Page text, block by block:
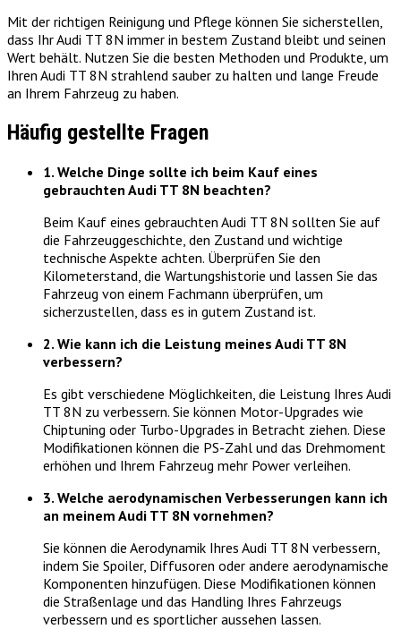
Mit der richtigen Reinigung und Pflege können Sie sicherstellen,
dass Ihr Audi TT 8N immer in bestem Zustand bleibt und seinen
Wert behält. Nutzen Sie die besten Methoden und Produkte, um
Ihren Audi TT 8N strahlend sauber zu halten und lange Freude
an Ihrem Fahrzeug zu haben.
Häufig gestellte Fragen
1. Welche Dinge sollte ich beim Kauf eines
gebrauchten Audi TT 8N beachten?
Beim Kauf eines gebrauchten Audi TT 8N sollten Sie auf
die Fahrzeuggeschichte, den Zustand und wichtige
technische Aspekte achten. Überprüfen Sie den
Kilometerstand, die Wartungshistorie und lassen Sie das
Fahrzeug von einem Fachmann überprüfen, um
sicherzustellen, dass es in gutem Zustand ist.
2. Wie kann ich die Leistung meines Audi TT 8N
verbessern?
Es gibt verschiedene Möglichkeiten, die Leistung Ihres Audi
TT 8N zu verbessern. Sie können Motor-Upgrades wie
Chiptuning oder Turbo-Upgrades in Betracht ziehen. Diese
Modifikationen können die PS-Zahl und das Drehmoment
erhöhen und Ihrem Fahrzeug mehr Power verleihen.
3. Welche aerodynamischen Verbesserungen kann ich
an meinem Audi TT 8N vornehmen?
Sie können die Aerodynamik Ihres Audi TT 8N verbessern,
indem Sie Spoiler, Diffusoren oder andere aerodynamische
Komponenten hinzufügen. Diese Modifikationen können
die Straßenlage und das Handling Ihres Fahrzeugs
verbessern und es sportlicher aussehen lassen.